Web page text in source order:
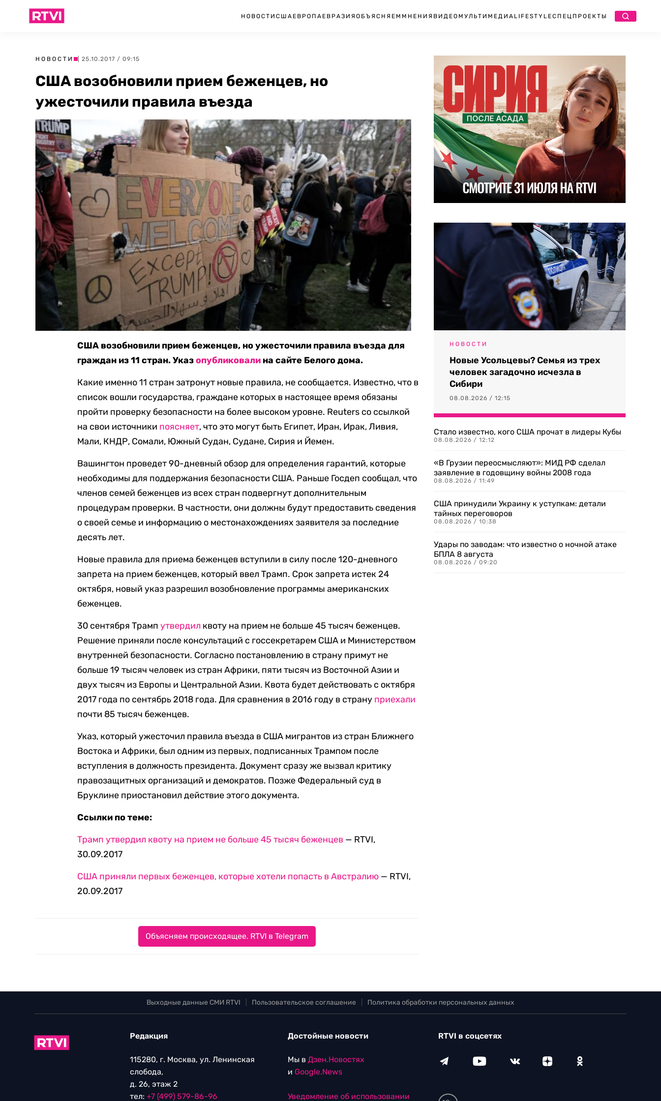
НОВОСТИ США ЕВРОПА ЕВРАЗИЯ ОБЪЯСНЯЕМ МНЕНИЯ ВИДЕО МУЛЬТИМЕДИА LIFESTYLEСПЕЦПРОЕКТЫ
НОВОСТИ | 25.10.2017 / 09:15
США возобновили прием беженцев, но
ужесточили правила въезда
США возобновили прием беженцев, но ужесточили правила въезда для
граждан из 11 стран. Указопубликовали на сайте Белого дома.
Какие именно 11 стран затронут новые правила, не сообщается. Известно, что в
список вошли государства, граждане которых в настоящее время обязаны
пройти проверку безопасности на более высоком уровне. Reuters со ссылкой
на свои источники поясняет, что это могут быть Египет, Иран, Ирак, Ливия,
Мали, КНДР, Сомали, Южный Судан, Судане, Сирия и Йемен.
Вашингтон проведет 90-дневный обзор для определения гарантий, которые
необходимы для поддержания безопасности США. Раньше Госдеп сообщал, что
членов семей беженцев из всех стран подвергнут дополнительным
процедурам проверки. В частности, они должны будут предоставить сведения
о своей семье и информацию о местонахождениях заявителя за последние
десять лет.
Новые правила для приема беженцев вступили в силу после 120-дневного
запрета на прием беженцев, который ввел Трамп. Срок запрета истек 24
октября, новый указ разрешил возобновление программы американских
беженцев.
30 сентября Трампутвердил квоту на прием не больше 45 тысяч беженцев.
Решение приняли после консультаций с госсекретарем США и Министерством
внутренней безопасности. Согласно постановлению в страну примут не
больше 19 тысяч человек из стран Африки, пяти тысяч из Восточной Азии и
двух тысяч из Европы и Центральной Азии. Квота будет действовать с октября
2017 года по сентябрь 2018 года. Для сравнения в 2016 году в страну приехали
почти 85 тысяч беженцев.
Указ, который ужесточил правила въезда в США мигрантов из стран Ближнего
Востока и Африки, был одним из первых, подписанных Трампом после
вступления в должность президента. Документ сразу же вызвал критику
правозащитных организаций и демократов. Позже Федеральный суд в
Бруклине приостановил действие этого документа.
Ссылки по теме:
Трамп утвердил квоту на прием не больше 45 тысяч беженцев — RTVI,
30.09.2017
США приняли первых беженцев, которые хотели попасть в Австралию — RTVI,
20.09.2017
Объясняем происходящее. RTVI в Telegram
НОВОСТИ
Новые Усольцевы? Семья из трех
человек загадочно исчезла в
Сибири
08.08.2026 / 12:15
Стало известно, кого США прочат в лидеры Кубы
08.08.2026 / 12:12
«В Грузии переосмысляют»: МИД РФ сделал
заявление в годовщину войны 2008 года
08.08.2026 / 11:49
США принудили Украину к уступкам: детали
тайных переговоров
08.08.2026 / 10:38
Удары по заводам: что известно о ночной атаке
БПЛА 8 августа
08.08.2026 / 09:20
Выходные данные СМИ RTVI Пользовательское соглашение Политика обработки персональных данных
Редакция
115280, г. Москва, ул. Ленинская
слобода,
д. 26, этаж 2
тел: +7 (499) 579-86-96
Достойные новости
Мы в Дзен.Новостях
и Google.News
Уведомление об использовании
RTVI в соцсетях